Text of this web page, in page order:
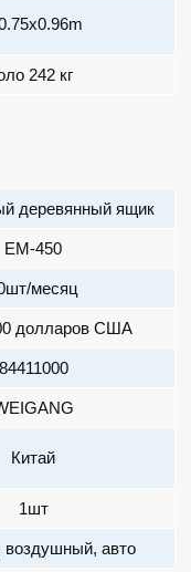
242 кг
деревянный ящик
EM-450
месяц
долларов США
84411000
Китай
1шт
воздушный, авто